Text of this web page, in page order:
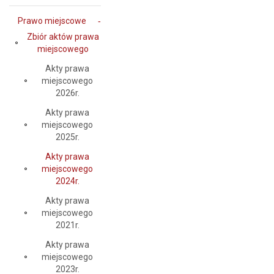
Prawo miejscowe
Zbiór aktów prawa
miejscowego
Akty prawa
miejscowego
2026r.
Akty prawa
miejscowego
2025r.
Akty prawa
miejscowego
2024r.
Akty prawa
miejscowego
2021r.
Akty prawa
miejscowego
2023r.